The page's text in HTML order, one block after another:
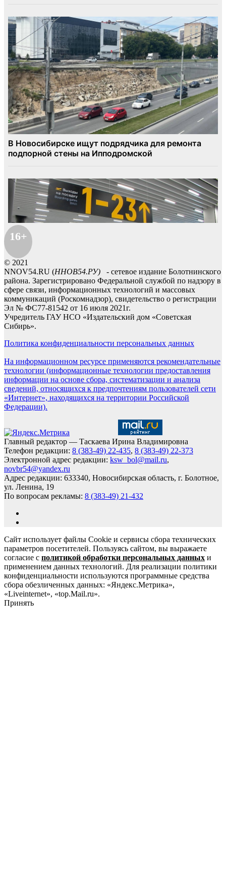
16+
© 2021
NNOV54.RU (ННОВ54.РУ) - сетевое издание Болотнинского
района. Зарегистрировано Федеральной службой по надзору в
сфере связи, информационных технологий и массовых
коммуникаций (Роскомнадзор), свидетельство о регистрации
Эл № ФС77-81542 от 16 июля 2021г.
Учредитель ГАУ НСО «Издательский дом «Советская
Сибирь».
Политика конфиденциальности персональных данных
На информационном ресурсе применяются рекомендательные
технологии (информационные технологии предоставления
информации на основе сбора, систематизации и анализа
сведений, относящихся к предпочтениям пользователей сети
«Интернет», находящихся на территории Российской
Федерации).
Главный редактор — Таскаева Ирина Владимировна
Телефон редакции: 8 (383-49) 22-435, 8 (383-49) 22-373
Электронной адрес редакции: ksw_bol@mail.ru,
novbr54@yandex.ru
Адрес редакции: 633340, Новосибирская область, г. Болотное,
ул. Ленина, 19
По вопросам рекламы: 8 (383-49) 21-432
Сайт использует файлы Cookie и сервисы сбора технических
параметров посетителей. Пользуясь сайтом, вы выражаете
согласие с политикой обработки персональных данных и
применением данных технологий. Для реализации политики
конфиденциальности используются программные средства
сбора обезличенных данных: «Яндекс.Метрика»,
«Liveinternet», «top.Mail.ru».
Принять